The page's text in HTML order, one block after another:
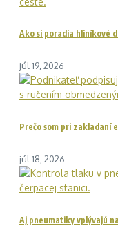
Ako si poradia hliníkové
júl 19, 2026
Prečo som pri zakladaní
júl 18, 2026
Aj pneumatiky vplývajú